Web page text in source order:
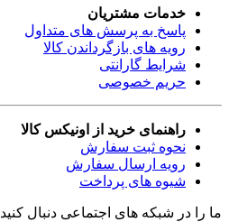
خدمات مشتریان
پاسخ به پرسش های متداول
رویه های بازگرداندن کالا
شرایط گارانتی
حریم خصوصی
راهنمای خرید از اونیکس کالا
نحوه ثبت سفارش
رویه ارسال سفارش
شیوه های پرداخت
ما را در شبکه های اجتماعی دنبال کنید